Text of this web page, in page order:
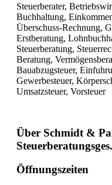
Steuerberater,
Buchhaltung,
Überschuss-Rechnung,
Erstberatung,
Steuerberatung,
Beratung,
Bauabzugsteuer,
Gewerbesteuer,
Umsatzsteuer, Vorsteuer
Über Schmidt &
Steuerberatungsges.
Öffnungszeiten